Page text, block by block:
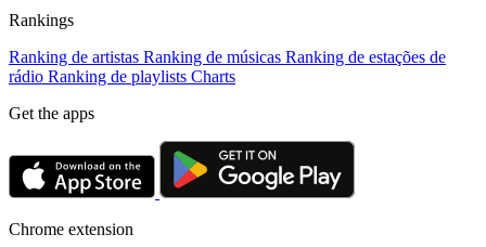
Rankings
Ranking de artistas Ranking de músicas Ranking de estações de
rádio Ranking de playlists Charts
Get the apps
Chrome extension